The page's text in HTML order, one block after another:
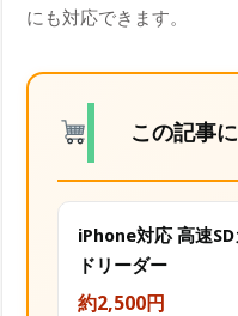
にも対応できます。
この記事
iPhone対応 高速
ドリーダー
約2,500円